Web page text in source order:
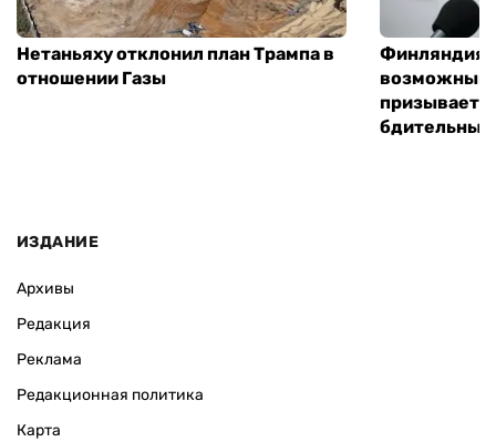
Нетаньяху отклонил план Трампа в
отношении Газы
Финляндия
возможным
призывает
ИЗДАНИЕ
Архивы
Редакция
Реклама
Редакционная политика
Карта